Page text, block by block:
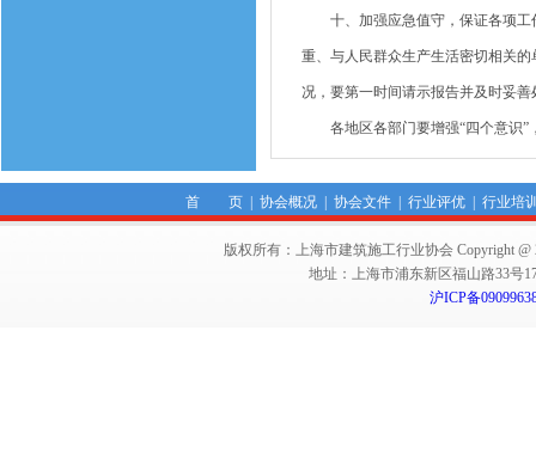
十、加强应急值守，保证各项工
重、与人民群众生产生活密切相关
况，要第一时间请示报告并及时妥
各地区各部门要增强“四个意识”
首 页| 协会概况| 协会文件| 行业评优| 行业培
版权所有：上海市建筑施工行业协会 Copyright @
地址：上海市浦东新区福山路33号
沪ICP备